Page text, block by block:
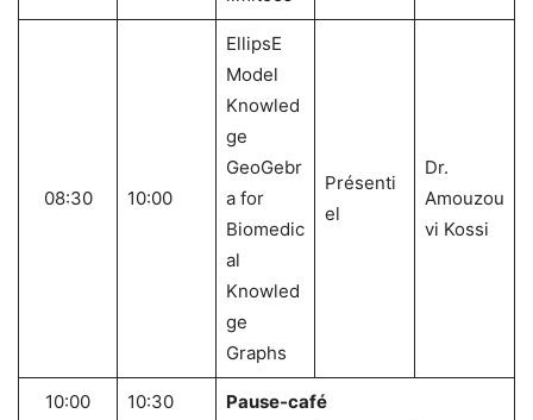
08:30 10:00
EllipsE
Model
Knowled
ge
GeoGebr
a for
Biomedic
al
Knowled
ge
Graphs
Présenti
el
Dr.
Amouzou
vi Kossi
10:00 10:30 Pause-café